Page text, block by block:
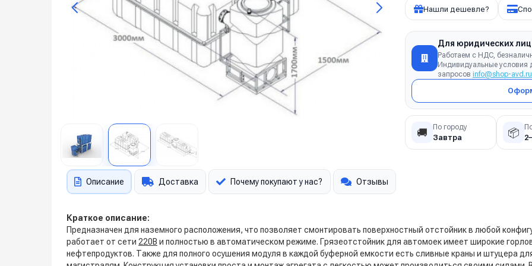
Нашли дешевле?
Для юридических лиц
Работаем с НДС,
Индивидуальные условия
запросов info@shop-avd.ru
🚚 По городу
Завтра 📦
Описание Доставка Почему покупают у нас? Отзывы
Краткое описание:
Предназначен для наземного расположения, что позволяет смонтировать поверхностный отстойник в любой
работает от сети 220В и полностью в автоматическом режиме. Грязеотстойник для автомоек имеет широкие
нефтепродуктов. Также для полного осушения модуля в каждой буферной емкости есть сливные краны и штуцера